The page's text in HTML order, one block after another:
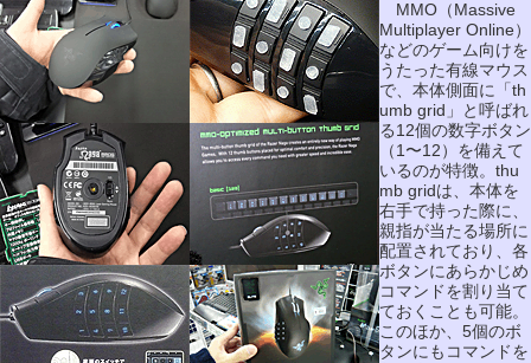
MMO（Massive
Multiplayer Online）
などのゲーム向けを
うたった有線マウス
で、本体側面に「th
umb grid」と呼ばれ
る12個の数字ボタン
（1〜12）を備えて
いるのが特徴。thu
mb gridは、本体を
右手で持った際に、
親指が当たる場所に
配置されており、各
ボタンにあらかじめ
コマンドを割り当て
ておくことも可能。
このほか、5個のボ
タンにもコマンドを